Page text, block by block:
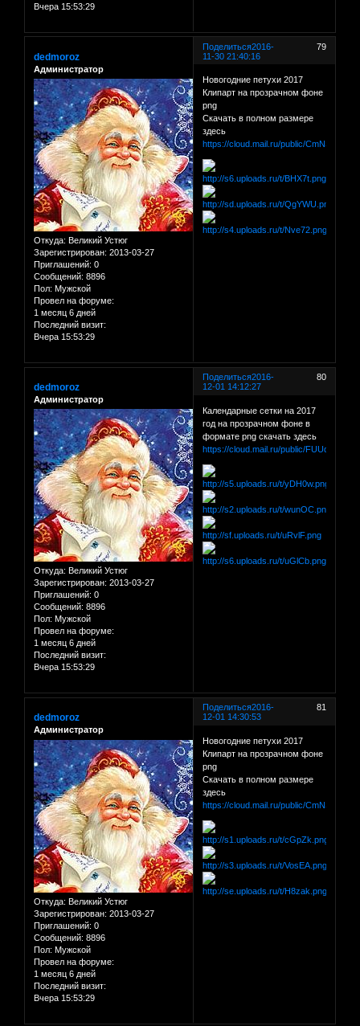
Вчера 15:53:29
Поделиться 79
2016-
11-30 21:40:16
dedmoroz
Администратор
Откуда: Великий Устюг
Зарегистрирован: 2013-03-27
Приглашений: 0
Сообщений: 8896
Пол: Мужской
Провел на форуме:
1 месяц 6 дней
Последний визит:
Вчера 15:53:29
Новогодние петухи 2017
Клипарт на прозрачном фоне
png
Скачать в полном размере
здесь
https://cloud.mail.ru/public/CmNS/
Поделиться 80
2016-
12-01 14:12:27
dedmoroz
Администратор
Откуда: Великий Устюг
Зарегистрирован: 2013-03-27
Приглашений: 0
Сообщений: 8896
Пол: Мужской
Провел на форуме:
1 месяц 6 дней
Последний визит:
Вчера 15:53:29
Календарные сетки на 2017
год на прозрачном фоне в
формате png скачать здесь
https://cloud.mail.ru/public/FUUd/
Поделиться 81
2016-
12-01 14:30:53
dedmoroz
Администратор
Откуда: Великий Устюг
Зарегистрирован: 2013-03-27
Приглашений: 0
Сообщений: 8896
Пол: Мужской
Провел на форуме:
1 месяц 6 дней
Последний визит:
Вчера 15:53:29
Новогодние петухи 2017
Клипарт на прозрачном фоне
png
Скачать в полном размере
здесь
https://cloud.mail.ru/public/CmNS/